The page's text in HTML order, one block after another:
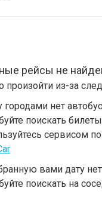
рейсы не
произойти из-за
нет
поискать
сервисом
вами дату
поискать на